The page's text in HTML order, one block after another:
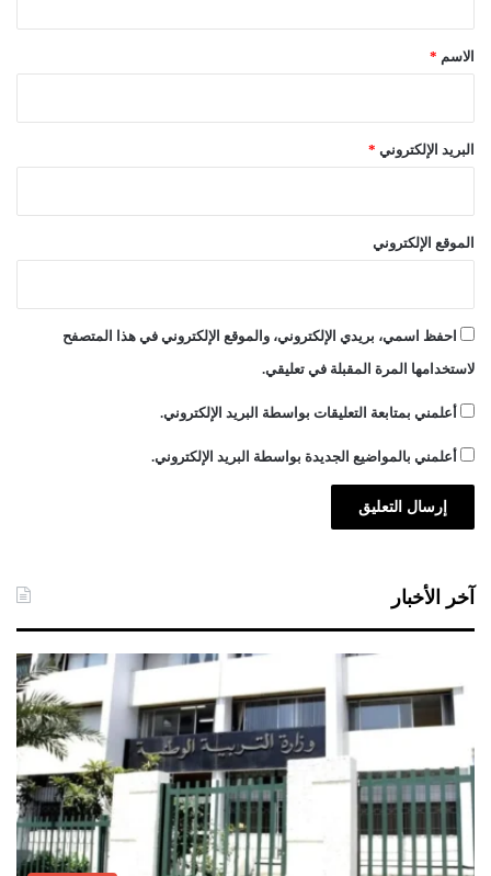
*الاسم *
البريد الإلكتروني *
الموقع الإلكتروني
احفظ اسمي، بريدي الإلكتروني، والموقع الإلكتروني في هذا المتصفح
لاستخدامها المرة المقبلة في تعليقي.
أعلمني بمتابعة التعليقات بواسطة البريد الإلكتروني.
أعلمني بالمواضيع الجديدة بواسطة البريد الإلكتروني.
آخر الأخبار